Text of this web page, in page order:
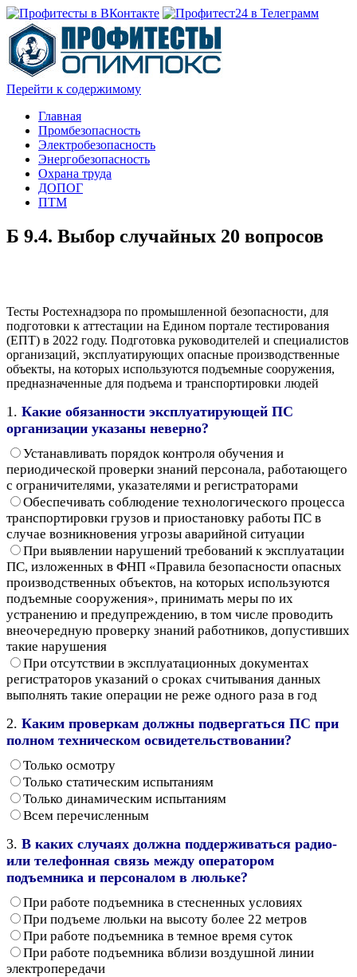
Перейти к содержимому
Главная
Промбезопасность
Электробезопасность
Энергобезопасность
Охрана труда
ДОПОГ
ПТМ
Б 9.4. Выбор случайных 20 вопросов
Тесты Ростехнадзора по промышленной безопасности, для
подготовки к аттестации на Едином портале тестирования
(ЕПТ) в 2022 году. Подготовка руководителей и специалистов
организаций, эксплуатирующих опасные производственные
объекты, на которых используются подъемные сооружения,
предназначенные для подъема и транспортировки людей
1. Какие обязанности эксплуатирующей ПС
организации указаны неверно?
Устанавливать порядок контроля обучения и
периодической проверки знаний персонала, работающего
с ограничителями, указателями и регистраторами
Обеспечивать соблюдение технологического процесса
транспортировки грузов и приостановку работы ПС в
случае возникновения угрозы аварийной ситуации
При выявлении нарушений требований к эксплуатации
ПС, изложенных в ФНП «Правила безопасности опасных
производственных объектов, на которых используются
подъемные сооружения», принимать меры по их
устранению и предупреждению, в том числе проводить
внеочередную проверку знаний работников, допустивших
такие нарушения
При отсутствии в эксплуатационных документах
регистраторов указаний о сроках считывания данных
выполнять такие операции не реже одного раза в год
2. Каким проверкам должны подвергаться ПС при
полном техническом освидетельствовании?
Только осмотру
Только статическим испытаниям
Только динамическим испытаниям
Всем перечисленным
3. В каких случаях должна поддерживаться радио-
или телефонная связь между оператором
подъемника и персоналом в люльке?
При работе подъемника в стесненных условиях
При подъеме люльки на высоту более 22 метров
При работе подъемника в темное время суток
При работе подъемника вблизи воздушной линии
электропередачи